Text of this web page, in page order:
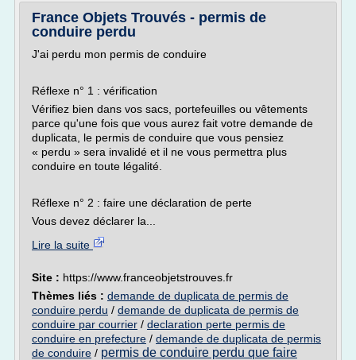
France Objets Trouvés - permis de
conduire perdu
J'ai perdu mon permis de conduire
Réflexe n° 1 : vérification
Vérifiez bien dans vos sacs, portefeuilles ou vêtements
parce qu'une fois que vous aurez fait votre demande de
duplicata, le permis de conduire que vous pensiez
« perdu » sera invalidé et il ne vous permettra plus
conduire en toute légalité.
Réflexe n° 2 : faire une déclaration de perte
Vous devez déclarer la...
Lire la suite
Site : https://www.franceobjetstrouves.fr
Thèmes liés : demande de duplicata de permis de
conduire perdu / demande de duplicata de permis de
conduire par courrier / declaration perte permis de
conduire en prefecture / demande de duplicata de permis
de conduire / permis de conduire perdu que faire